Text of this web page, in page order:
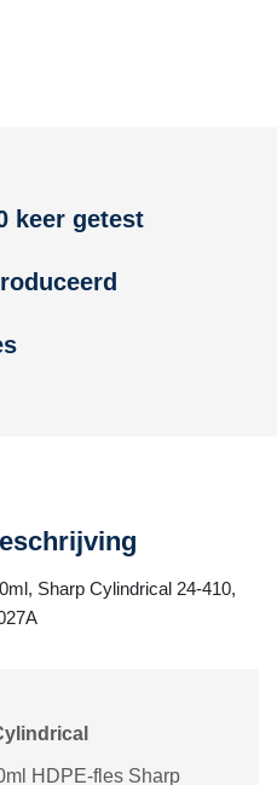
keer getest
Sharp Cylindrical 24-410,
HDPE-fles Sharp